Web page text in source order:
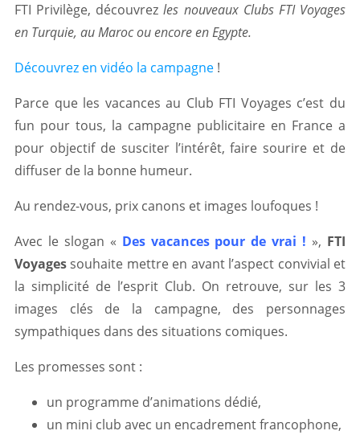
FTI Privilège, découvrezles nouveaux Clubs FTI Voyages
en Turquie, au Maroc ou encore en Egypte.
Découvrez en vidéo la campagne !
Parce que les vacances au Club FTI Voyages c’est du
fun pour tous, la campagne publicitaire en France a
pour objectif de susciter l’intérêt, faire sourire et de
diffuser de la bonne humeur.
Au rendez-vous, prix canons et images loufoques !
Avec le slogan « Des vacances pour de vrai ! », FTI
Voyages souhaite mettre en avant l’aspect convivial et
la simplicité de l’esprit Club. On retrouve, sur les 3
images clés de la campagne, des personnages
sympathiques dans des situations comiques.
Les promesses sont :
un programme d’animations dédié,
un mini club avec un encadrement francophone,